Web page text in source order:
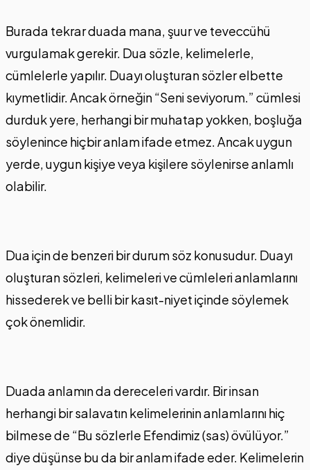
Burada tekrar duada mana, şuur ve teveccühü
vurgulamak gerekir. Dua sözle, kelimelerle,
cümlelerle yapılır. Duayı oluşturan sözler elbette
kıymetlidir. Ancak örneğin “Seni seviyorum.” cümlesi
durduk yere, herhangi bir muhatap yokken, boşluğa
söylenince hiçbir anlam ifade etmez. Ancak uygun
yerde, uygun kişiye veya kişilere söylenirse anlamlı
olabilir.
Dua için de benzeri bir durum söz konusudur. Duayı
oluşturan sözleri, kelimeleri ve cümleleri anlamlarını
hissederek ve belli bir kasıt-niyet içinde söylemek
çok önemlidir.
Duada anlamın da dereceleri vardır. Bir insan
herhangi bir salavatın kelimelerinin anlamlarını hiç
bilmese de “Bu sözlerle Efendimiz (sas) övülüyor.”
diye düşünse bu da bir anlam ifade eder. Kelimelerin